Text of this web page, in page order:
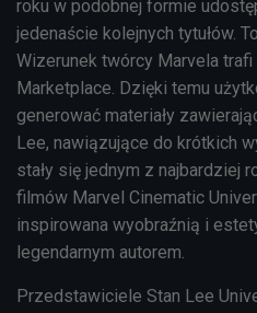
roku w podobnej formie
jedenaście kolejnych tytułów.
Wizerunek twórcy Marvela
Marketplace. Dzięki temu
generować materiały
Lee, nawiązujące do krótkich
stały się jednym z najbardziej
filmów Marvel Cinematic
inspirowana wyobraźnią i
legendarnym autorem.
Przedstawiciele Stan Lee